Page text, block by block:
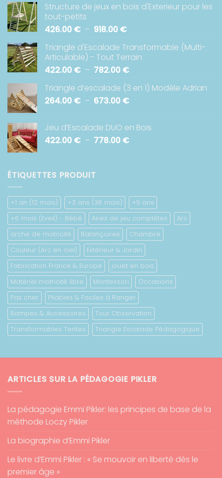
Structure de jeux en bois d'Exterieur pour les
tout-petits
426.00 € – 918.00 €Plage
prix :
426.00 €
à
918.00 €
Triangle d'Escalade Transformable (Multi-
Articulable) - Tout Terrain
422.00 € – 782.00 €Plage
prix :
422.00 €
782.00 €
Triangle d’escalade (3 en 1) Modèle Adrian
264.00 € – 673.00 €Plage
264.00 €
à
Jeu d’Escalade DUO en Bois
422.00 € – 778.00 €Plage
ÉTIQUETTES PRODUIT
+1 an (12 mois) +3 ans (36 mois)
+5 ans
+6 mois (Eveil) - Bébé
Aires de jeu complètes
Arc
arche de motricité
Balançoires
Chambre
Couleur (Arc en ciel)
Extérieur & Jardin
Fabrication France & Europe
jouet en bois
Matériel motricité libre
Montessori
Occasions
Pas cher
Pliables & Faciles à Ranger
Rampes & Accessoires
Tour Observation
Transformables Tentes
Triangle Escalade Pédagogique
ARTICLES SUR LA PÉDAGOGIE PIKLER
La pédagogie Emmi Pikler: les principes de base de la
méthode Loczy Pikler
La biographie d’Emmi Pikler
Le livre d’Emmi Pikler : « Se mouvoir en liberté dès le
premier âge »